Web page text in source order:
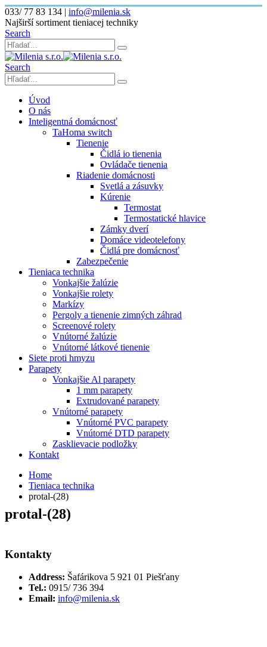
033/ 77 83 134 | info@milenia.sk
Najširší sortiment tieniacej techniky
Search
Search
Úvod
O nás
Inteligentná domácnosť
TaHoma switch
Tienenie
Čidlá io tienenia
Ovládače tienenia
Riadenie domácnosti
Svetlá a zásuvky
Kúrenie
Termostat
Termostatické hlavice
Zámky dverí
Domáce videotelefony
Čidlá pre domácnosť
Zabezpečenie
Tieniaca technika
Vonkajšie žalúzie
Vonkajšie rolety
Markízy
Pergoly a tienenie zimných záhrad
Screenové rolety
Vnútorné žalúzie
Vnútorné látkové tienenie
Siete proti hmyzu
Parapety
Vonkajšie Al parapety
1 mm parapety
Extrudované parapety
Vnútorné parapety
Vnútorné PVC parapety
Vnútorné DTD parapety
Zasklievacie podložky
Kontakt
Home
Tieniaca technika
protal-(28)
protal-(28)
Kontakty
Address: Šafárikova 5 921 01 Piešťany
Tel.: 0915/ 736 394
Email: info@milenia.sk